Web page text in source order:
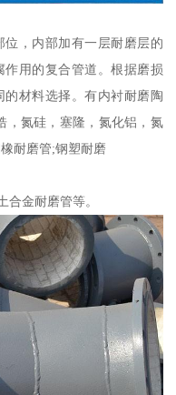
，内部加有一层耐磨层的
用的复合管道。根据磨损
材料选择。有内衬耐磨陶
，氮硅，塞隆，氮化铝，氮
耐磨管;钢塑耐磨
金耐磨管等。